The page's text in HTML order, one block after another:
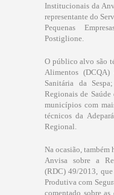
Institucionais da
representante do
Pequenas
Postiglione.
O público alvo são
Alimentos
Sanitária da
Regionais de
municípios com
técnicos da
Regional.
Na ocasião, também
Anvisa sobre a
(RDC) 49/2013,
Produtiva com
comentado sobre